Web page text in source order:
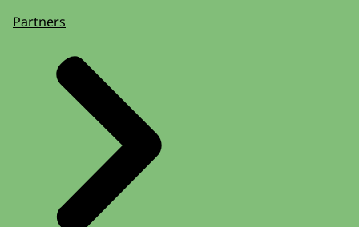
Partners